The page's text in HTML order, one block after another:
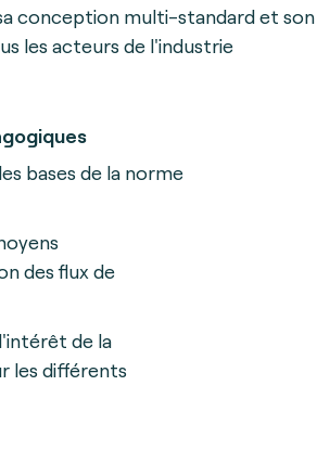
conception multi-standard et son
les acteurs de l'industrie
bases de la norme
des flux de
de la
les différents